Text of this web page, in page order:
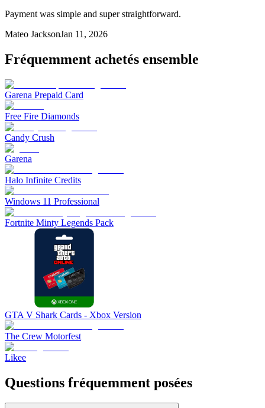
Payment was simple and super straightforward.
Mateo JacksonJan 11, 2026
Fréquemment achetés ensemble
Garena Prepaid Card
Free Fire Diamonds
Candy Crush
Garena
Halo Infinite Credits
Windows 11 Professional
Fortnite Minty Legends Pack
GTA V Shark Cards - Xbox Version
The Crew Motorfest
Likee
Questions fréquemment posées